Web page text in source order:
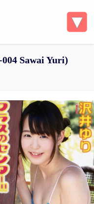
Sawai Yuri)